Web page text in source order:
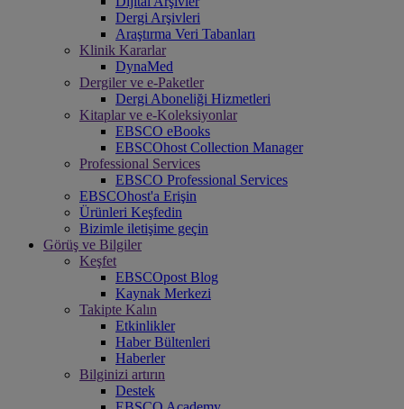
Dergi Arşivleri
Araştırma Veri Tabanları
Klinik Kararlar
DynaMed
Dergiler ve e-Paketler
Dergi Aboneliği Hizmetleri
Kitaplar ve e-Koleksiyonlar
EBSCO eBooks
EBSCOhost Collection Manager
Professional Services
EBSCO Professional Services
EBSCOhost'a Erişin
Ürünleri Keşfedin
Bizimle iletişime geçin
Görüş ve Bilgiler
Keşfet
EBSCOpost Blog
Kaynak Merkezi
Takipte Kalın
Etkinlikler
Haber Bültenleri
Haberler
Bilginizi artırın
Destek